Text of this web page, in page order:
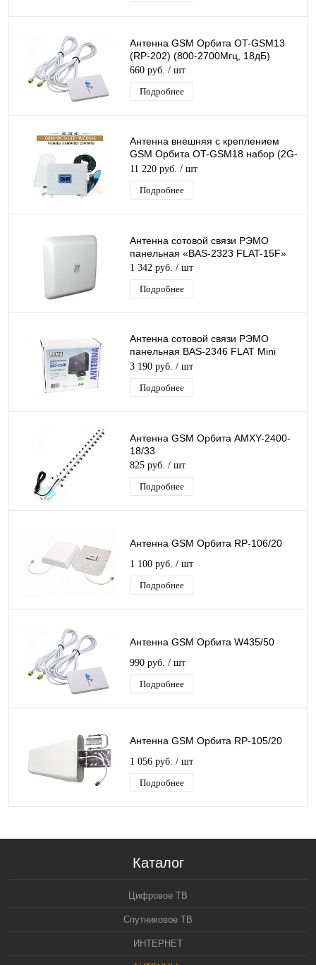
Антенна GSM Орбита OT-GSM13
(RP-202) (800-2700Мгц, 18дБ)
660 руб. / шт
Подробнее
Антенна внешняя с креплением
GSM Орбита OT-GSM18 набор (2G-
900/ 3G-2100/4G-1800)
11 220 руб. / шт
Подробнее
Антенна сотовой связи РЭМО
панельная «BAS-2323 FLAT-15F»
1 342 руб. / шт
Подробнее
Антенна сотовой связи РЭМО
панельная BAS-2346 FLAT Mini
MiMo (2 sma-пигтейла)
3 190 руб. / шт
Подробнее
Антенна GSM Орбита AMXY-2400-
18/33
825 руб. / шт
Подробнее
Антенна GSM Орбита RP-106/20
1 100 руб. / шт
Подробнее
Антенна GSM Орбита W435/50
990 руб. / шт
Подробнее
Антенна GSM Орбита RP-105/20
1 056 руб. / шт
Подробнее
Каталог
Цифровое ТВ
Спутниковое ТВ
ИНТЕРНЕТ